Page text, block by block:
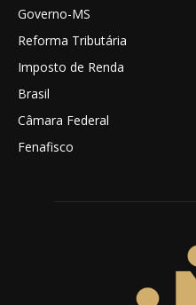
Governo-MS
Reforma Tributária
Imposto de Renda
Brasil
Câmara Federal
Fenafisco